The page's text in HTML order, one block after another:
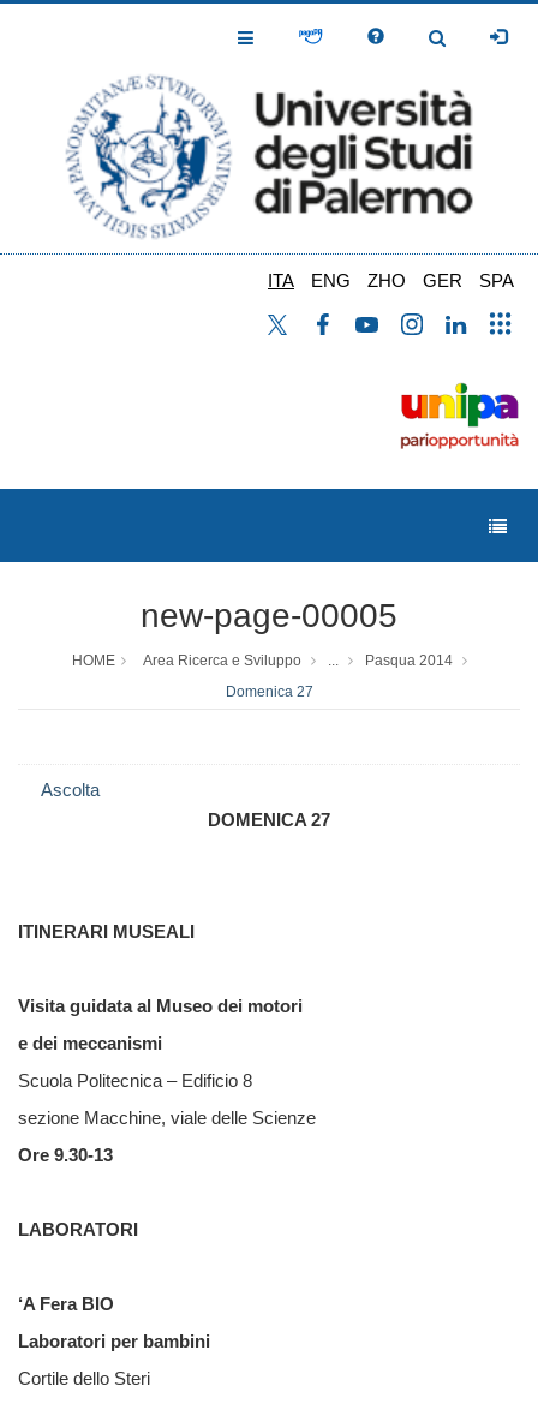
Toggle
Toggle
ITA ENG ZHO GER SPA
new-page-00005
HOME Area Ricerca e Sviluppo ...
Pasqua 2014
Domenica 27
Ascolta
DOMENICA 27
ITINERARI MUSEALI
Visita guidata al Museo dei motori
e dei meccanismi
Scuola Politecnica – Edificio 8
sezione Macchine, viale delle Scienze
Ore 9.30-13
LABORATORI
‘A Fera BIO
Laboratori per bambini
Cortile dello Steri